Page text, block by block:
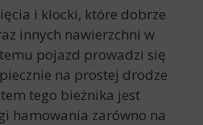
i klocki, które dobrze
innych nawierzchni w
pojazd prowadzi się
na prostej drodze
tego bieżnika jest
hamowania zarówno na